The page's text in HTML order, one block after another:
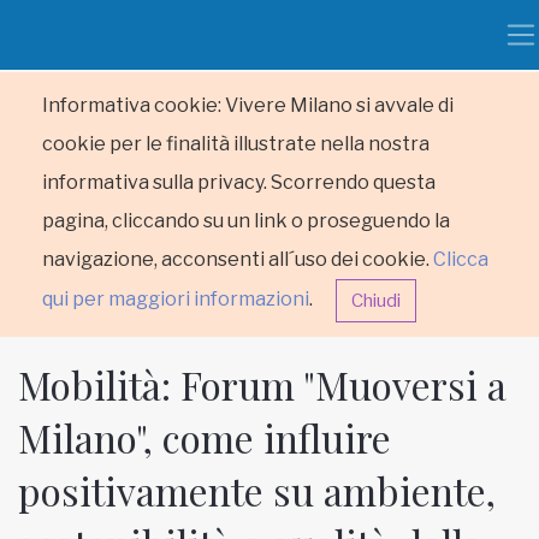
Informativa cookie: Vivere Milano si avvale di
cookie per le finalità illustrate nella nostra
informativa sulla privacy. Scorrendo questa
pagina, cliccando su un link o proseguendo la
navigazione, acconsenti all´uso dei cookie. Clicca
qui per maggiori informazioni. Chiudi
HOME
Mobilità: Forum "Muoversi a
Milano", come influire
positivamente su ambiente,